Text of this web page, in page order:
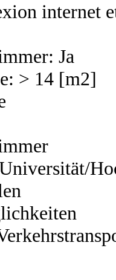
internet
Ja
> 14 [m2]